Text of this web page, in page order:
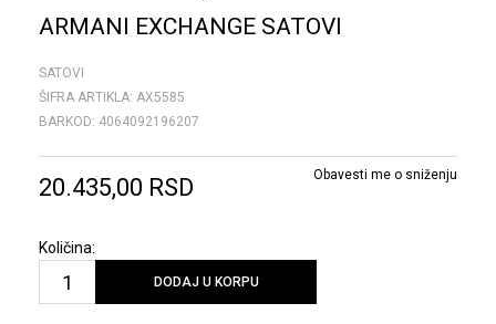
ARMANI EXCHANGE SATOVI
SATOVI
ŠIFRA ARTIKLA: AX5585
BARKOD: 4064092196207
20.435,00 RSD Obavesti me o sniženju
Količina:
DODAJ U KORPU